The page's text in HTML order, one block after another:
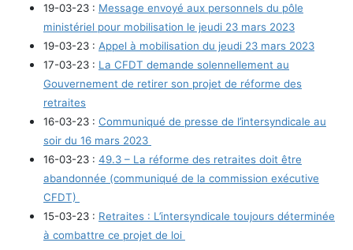
19-03-23 : Message envoyé aux personnels du pôle
ministériel pour mobilisation le jeudi 23 mars 2023
19-03-23 : Appel à mobilisation du jeudi 23 mars 2023
17-03-23 : La CFDT demande solennellement au
Gouvernement de retirer son projet de réforme des
retraites
16-03-23 : Communiqué de presse de l’intersyndicale au
soir du 16 mars 2023
16-03-23 : 49.3 – La réforme des retraites doit être
abandonnée (communiqué de la commission exécutive
CFDT)
15-03-23 : Retraites : L’intersyndicale toujours déterminée
à combattre ce projet de loi